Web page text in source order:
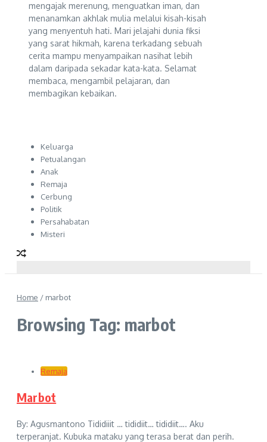
mengajak merenung, menguatkan iman, dan
menanamkan akhlak mulia melalui kisah-kisah
yang menyentuh hati. Mari jelajahi dunia fiksi
yang sarat hikmah, karena terkadang sebuah
cerita mampu menyampaikan nasihat lebih
dalam daripada sekadar kata-kata. Selamat
membaca, mengambil pelajaran, dan
membagikan kebaikan.
Keluarga
Petualangan
Anak
Remaja
Cerbung
Politik
Persahabatan
Misteri
Home / marbot
Browsing Tag: marbot
Remaja
Marbot
By: Agusmantono Tididiiit … tididiit… tididiit…. Aku
terperanjat. Kubuka mataku yang terasa berat dan perih.